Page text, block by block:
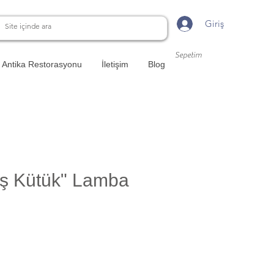
Giriş
Antika Restorasyonu İletişim Blog
Sepetim
Kütük" Lamba